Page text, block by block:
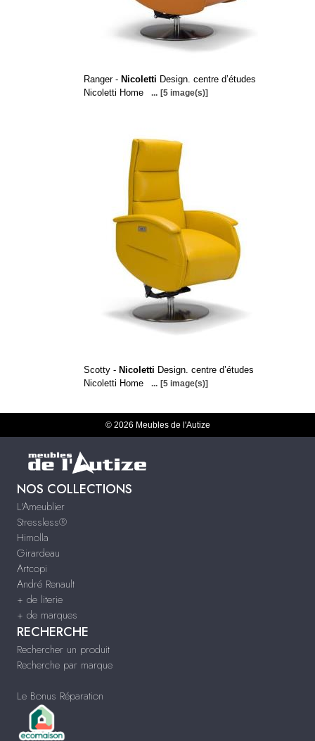
Ranger - Nicoletti Design. centre d’études
Nicoletti Home
... [5 image(s)]
Scotty - Nicoletti Design. centre d’études
Nicoletti Home
... [5 image(s)]
© 2026 Meubles de l'Autize
NOS COLLECTIONS
L'Ameublier
Stressless®
Himolla
Girardeau
Artcopi
André Renault
+ de literie
+ de marques
RECHERCHE
Rechercher un produit
Recherche par marque
Le Bonus Réparation